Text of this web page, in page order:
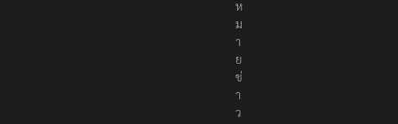
จ้
ง
ห
ม
า
ย
ข่